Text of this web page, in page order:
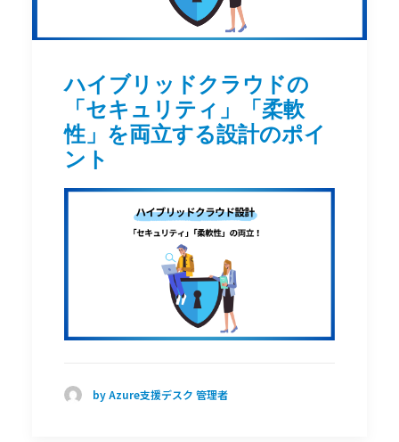
ハイブリッドクラウドの
「セキュリティ」「柔軟
性」を両立する設計のポイ
ント
by Azure支援デスク 管理者